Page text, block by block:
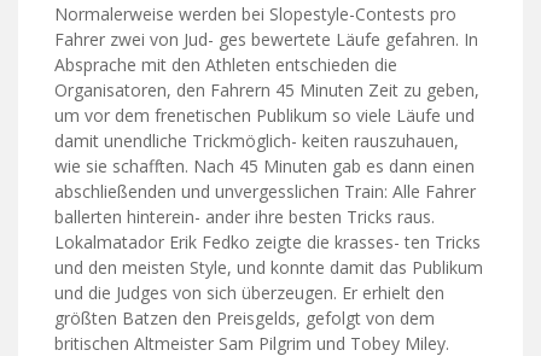
Normalerweise werden bei Slopestyle-Contests pro
Fahrer zwei von Jud- ges bewertete Läufe gefahren. In
Absprache mit den Athleten entschieden die
Organisatoren, den Fahrern 45 Minuten Zeit zu geben,
um vor dem frenetischen Publikum so viele Läufe und
damit unendliche Trickmöglich- keiten rauszuhauen,
wie sie schafften. Nach 45 Minuten gab es dann einen
abschließenden und unvergesslichen Train: Alle Fahrer
ballerten hinterein- ander ihre besten Tricks raus.
Lokalmatador Erik Fedko zeigte die krasses- ten Tricks
und den meisten Style, und konnte damit das Publikum
und die Judges von sich überzeugen. Er erhielt den
größten Batzen den Preisgelds, gefolgt von dem
britischen Altmeister Sam Pilgrim und Tobey Miley.